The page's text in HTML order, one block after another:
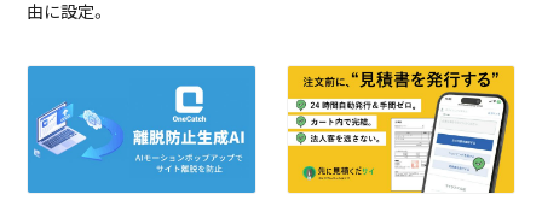
由に設定。